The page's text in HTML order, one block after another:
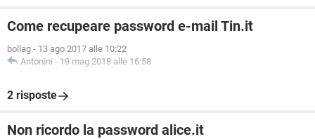
Come recupeare password e-mail Tin.it
bollag - 13 ago 2017 alle 10:22
Antonini - 19 mag 2018 alle 16:58
2 risposte
Non ricordo la password alice.it